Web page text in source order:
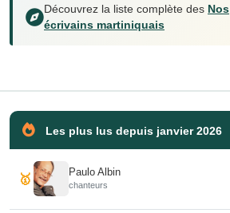
Découvrez la liste complète des Nos
écrivains martiniquais
Les plus lus depuis janvier 2026
🥇 Paulo Albin
chanteurs